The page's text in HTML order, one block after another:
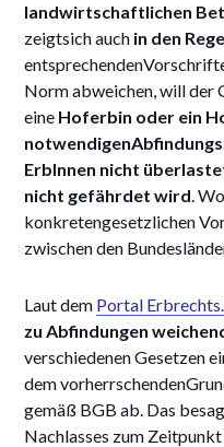
landwirtschaftlichen
zeigtsich auch in den
Norm abweichen, will der
eine Hoferbin oder ein
ErbInnen nicht
nicht gefährdet wird.
konkretengesetzlichen
zwischen den
Laut dem Portal
zu Abfindungen
verschiedenen Gesetzen
dem
gemäß BGB ab. Das
Nachlasses zum